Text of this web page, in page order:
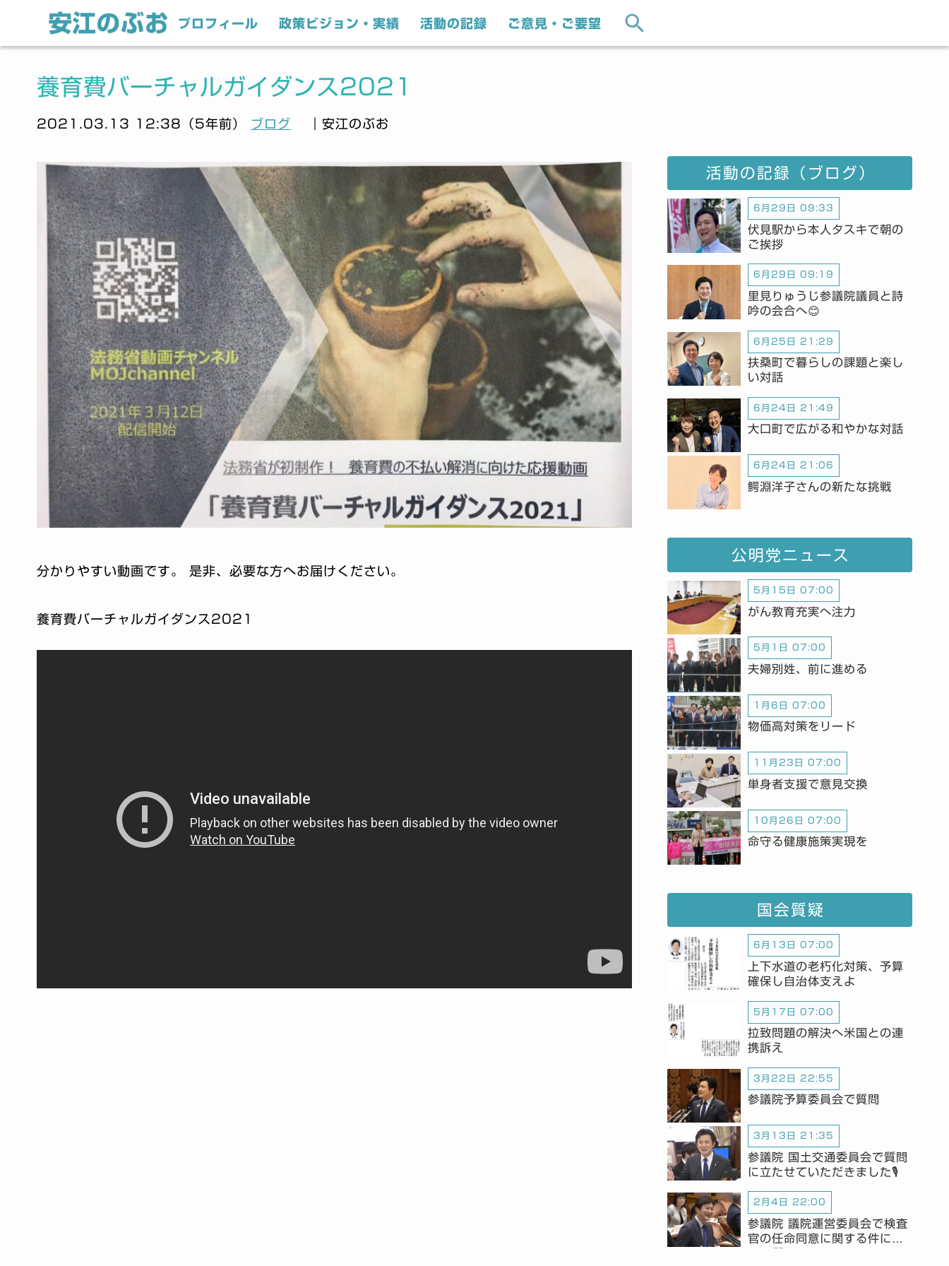
プロフィール 政策ビジョン・実績 活動の記録 ご意見・ご要望
養育費バーチャルガイダンス2021
2021.03.13 12:38（5年前） ブログ ｜安江のぶお
分かりやすい動画です。 是非、必要な方へお届けください。
養育費バーチャルガイダンス2021
活動の記録（ブログ）
6月29日 09:33
伏見駅から本人タスキで朝の
ご挨拶
6月29日 09:19
里見りゅうじ参議院議員と詩
吟の会合へ😊
6月25日 21:29
扶桑町で暮らしの課題と楽し
い対話
6月24日 21:49
大口町で広がる和やかな対話
6月24日 21:06
鰐淵洋子さんの新たな挑戦
公明党ニュース
5月15日 07:00
がん教育充実へ注力
5月1日 07:00
夫婦別姓、前に進める
1月6日 07:00
物価高対策をリード
11月23日 07:00
単身者支援で意見交換
10月26日 07:00
命守る健康施策実現を
国会質疑
6月13日 07:00
上下水道の老朽化対策、予算
確保し自治体支えよ
5月17日 07:00
拉致問題の解決へ米国との連
携訴え
3月22日 22:55
参議院予算委員会で質問
3月13日 21:35
参議院 国土交通委員会で質問
に立たせていただきました🎙️
2月4日 22:00
参議院 議院運営委員会で検査
官の任命同意に関する件につ